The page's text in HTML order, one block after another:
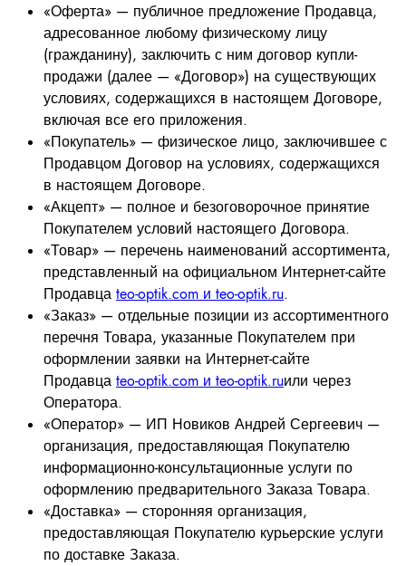
«Оферта» — публичное предложение Продавца,
адресованное любому физическому лицу
(гражданину), заключить с ним договор купли-
продажи (далее — «Договор») на существующих
условиях, содержащихся в настоящем Договоре,
включая все его приложения.
«Покупатель» — физическое лицо, заключившее с
Продавцом Договор на условиях, содержащихся
в настоящем Договоре.
«Акцепт» — полное и безоговорочное принятие
Покупателем условий настоящего Договора.
«Товар» — перечень наименований ассортимента,
представленный на официальном Интернет-сайте
Продавца teo-optik.com и teo-optik.ru.
«Заказ» — отдельные позиции из ассортиментного
перечня Товара, указанные Покупателем при
оформлении заявки на Интернет-сайте
Продавца teo-optik.com и teo-optik.ruили через
Оператора.
«Оператор» — ИП Новиков Андрей Сергеевич —
организация, предоставляющая Покупателю
информационно-консультационные услуги по
оформлению предварительного Заказа Товара.
«Доставка» — сторонняя организация,
предоставляющая Покупателю курьерские услуги
по доставке Заказа.